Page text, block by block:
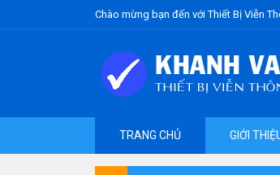
Chào mừng bạn đến với Thiết Bị Viễn
TRANG CHỦ GIỚI